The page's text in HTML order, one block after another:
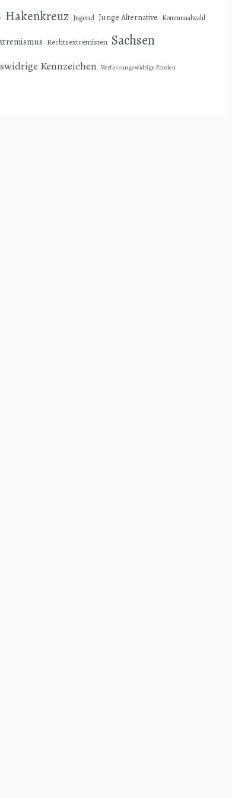
Hakenkreuz Jugend Junge Alternative Kommunalwahl
Rechtsextremisten Sachsen
Kennzeichen Verfassungswidrige Parolen